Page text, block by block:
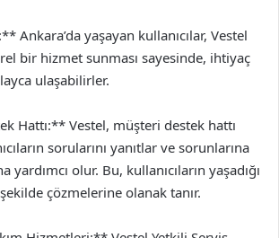
Ankara’da yaşayan kullanıcılar, Vestel
bir hizmet sunması sayesinde, ihtiyaç
ulaşabilirler.
Hattı:** Vestel, müşteri destek hattı
sorularını yanıtlar ve sorunlarına
yardımcı olur. Bu, kullanıcıların yaşadığı
çözmelerine olanak tanır.